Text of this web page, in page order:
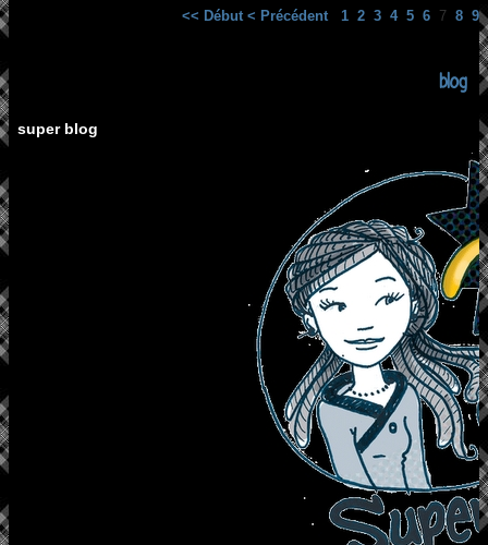
<< Début < Précédent 1 2 3 4 5 67 8 9
blog
super blog